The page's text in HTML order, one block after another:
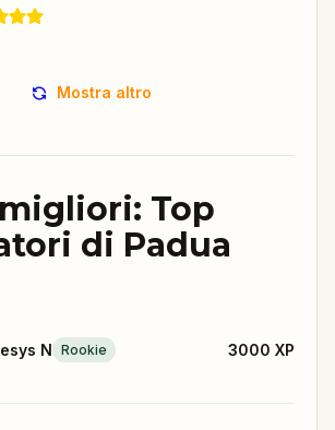
Mostra altro
Top
di Padua
N Rookie 3000 XP